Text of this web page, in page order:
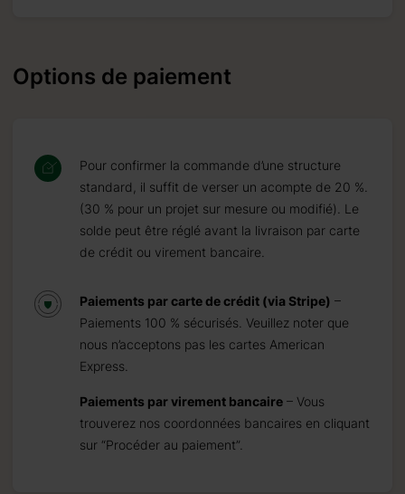
Options de paiement
Pour confirmer la commande d’une structure
standard, il suffit de verser un acompte de 20 %.
(30 % pour un projet sur mesure ou modifié). Le
solde peut être réglé avant la livraison par carte
de crédit ou virement bancaire.
Paiements par carte de crédit (via Stripe) –
Paiements 100 % sécurisés. Veuillez noter que
nous n’acceptons pas les cartes American
Express.
Paiements par virement bancaire – Vous
trouverez nos coordonnées bancaires en cliquant
sur “Procéder au paiement”.